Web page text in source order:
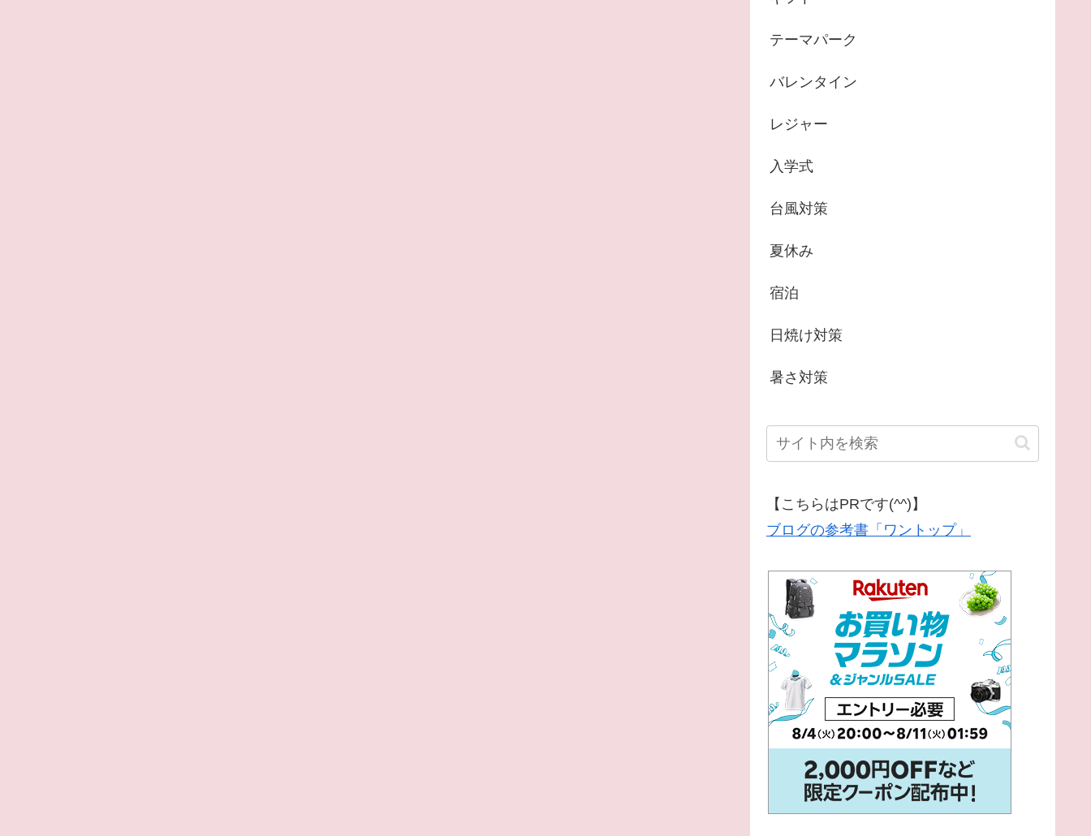
テーマパーク
バレンタイン
レジャー
入学式
台風対策
夏休み
宿泊
日焼け対策
暑さ対策
【こちらはPRです(^^)】
ブログの参考書「ワントップ」